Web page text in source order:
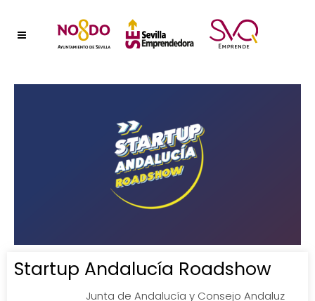
Startup Andalucía Roadshow
Junta de Andalucía y Consejo Andaluz